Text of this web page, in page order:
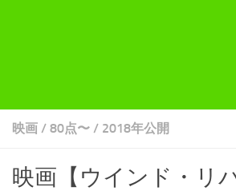
映画 / 80点〜 / 2018年公開
映画【ウインド・リ